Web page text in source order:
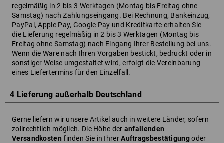
regelmäßig in 2 bis 3 Werktagen (Montag bis Freitag ohne
Samstag) nach Zahlungseingang. Bei Rechnung, Bankeinzug,
PayPal, Apple Pay, Google Pay und Kreditkarte erhalten Sie
die Lieferung regelmäßig in 2 bis 3 Werktagen (Montag bis
Freitag ohne Samstag) nach Eingang Ihrer Bestellung bei uns.
Wenn die Ware nach Ihren Vorgaben bestickt, bedruckt oder in
sonstiger Weise umgestaltet wird, erfolgt die Vereinbarung
eines Liefertermins für den Einzelfall.
4 Lieferung außerhalb Deutschland
Gerne liefern wir unsere Artikel auch in weitere Länder, sofern
zollrechtlich möglich. Die Höhe der anfallenden
Versandkosten finden Sie in IhrerAuftragsbestätigungoder